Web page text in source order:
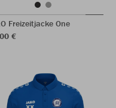
Freizeitjacke One
€